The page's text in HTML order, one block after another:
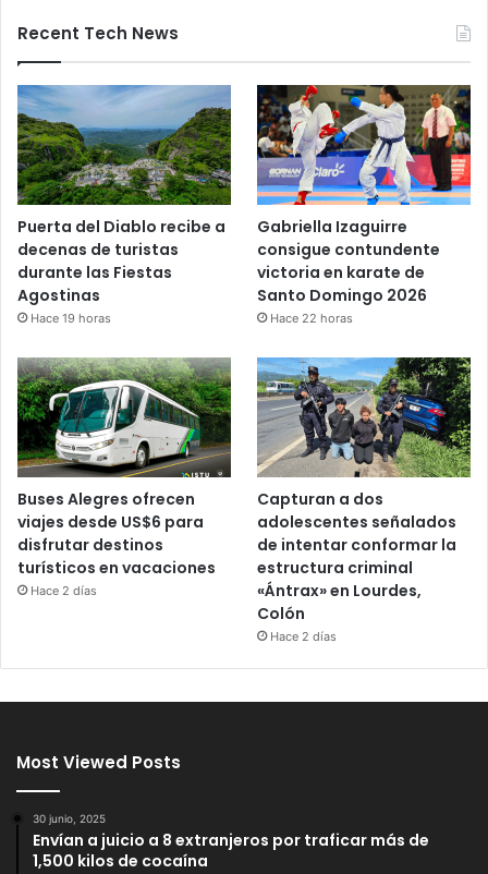
Recent Tech News
Puerta del Diablo recibe a
decenas de turistas
durante las Fiestas
Agostinas
Hace 19 horas
Gabriella Izaguirre
consigue contundente
victoria en karate de
Santo Domingo 2026
Hace 22 horas
Buses Alegres ofrecen
viajes desde US$6 para
disfrutar destinos
turísticos en vacaciones
Hace 2 días
Capturan a dos
adolescentes señalados
de intentar conformar la
estructura criminal
«Ántrax» en Lourdes,
Colón
Hace 2 días
Most Viewed Posts
30 junio, 2025
Envían a juicio a 8 extranjeros por traficar más de
1,500 kilos de cocaína